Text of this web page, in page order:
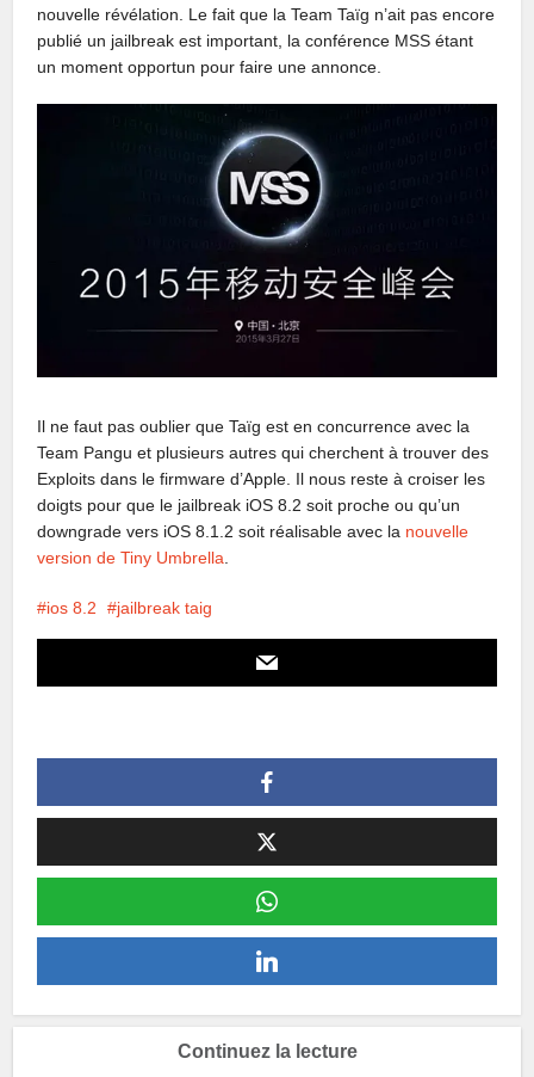
nouvelle révélation. Le fait que la Team Taïg n’ait pas encore
publié un jailbreak est important, la conférence MSS étant
un moment opportun pour faire une annonce.
Il ne faut pas oublier que Taïg est en concurrence avec la
Team Pangu et plusieurs autres qui cherchent à trouver des
Exploits dans le firmware d’Apple. Il nous reste à croiser les
doigts pour que le jailbreak iOS 8.2 soit proche ou qu’un
downgrade vers iOS 8.1.2 soit réalisable avec la nouvelle
version de Tiny Umbrella.
ios 8.2 jailbreak taig
Continuez la lecture